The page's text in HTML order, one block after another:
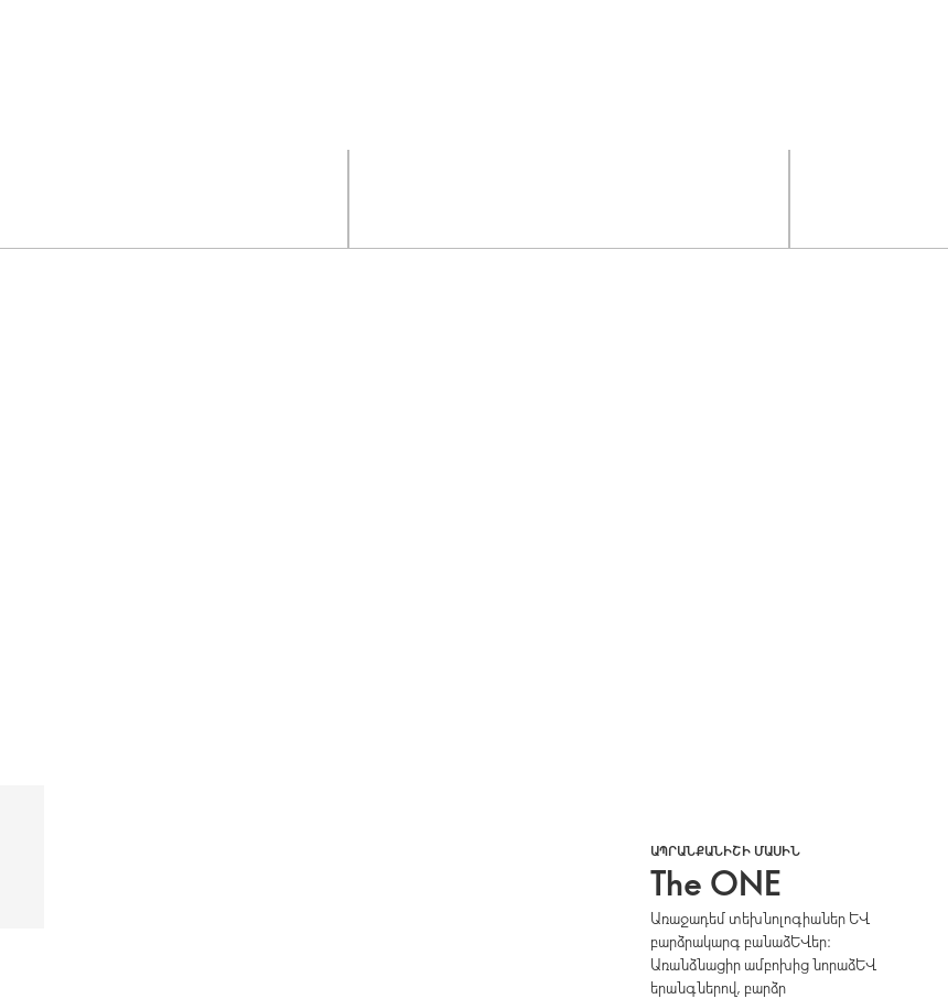
ԱՊՐԱՆՔԱՆԻՇԻ ՄԱՍԻՆ
The ONE
Առաջադեմ տեխնոլոգիաներ և
բարձրակարգ բանաձևեր։
Առանձնացիր ամբոխից նորաձև
երանգներով, բարձր